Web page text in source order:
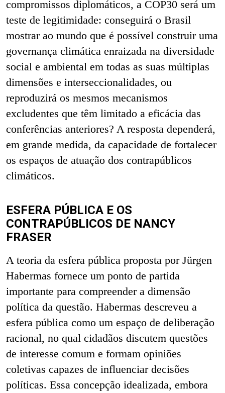
compromissos diplomáticos, a COP30 será um
teste de legitimidade: conseguirá o Brasil
mostrar ao mundo que é possível construir uma
governança climática enraizada na diversidade
social e ambiental em todas as suas múltiplas
dimensões e interseccionalidades, ou
reproduzirá os mesmos mecanismos
excludentes que têm limitado a eficácia das
conferências anteriores? A resposta dependerá,
em grande medida, da capacidade de fortalecer
os espaços de atuação dos contrapúblicos
climáticos.
ESFERA PÚBLICA E OS
CONTRAPÚBLICOS DE NANCY
FRASER
A teoria da esfera pública proposta por Jürgen
Habermas fornece um ponto de partida
importante para compreender a dimensão
política da questão. Habermas descreveu a
esfera pública como um espaço de deliberação
racional, no qual cidadãos discutem questões
de interesse comum e formam opiniões
coletivas capazes de influenciar decisões
políticas. Essa concepção idealizada, embora